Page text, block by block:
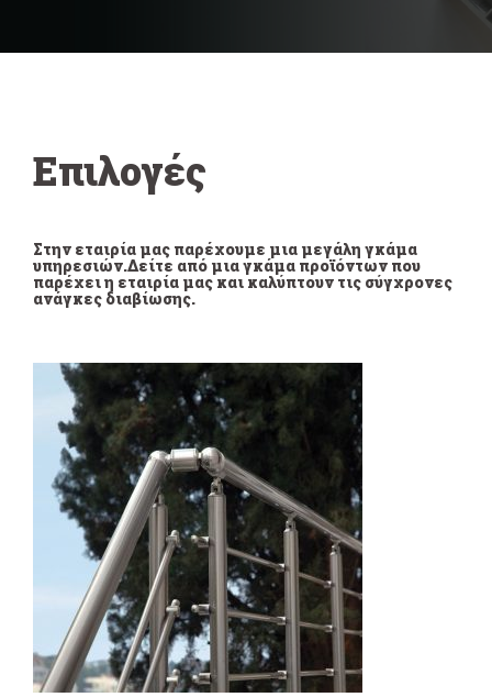
Επιλογές
Στην εταιρία μας παρέχουμε μια μεγάλη γκάμα
υπηρεσιών.Δείτε από μια γκάμα προϊόντων που
παρέχει η εταιρία μας και καλύπτουν τις σύγχρονες
ανάγκες διαβίωσης.